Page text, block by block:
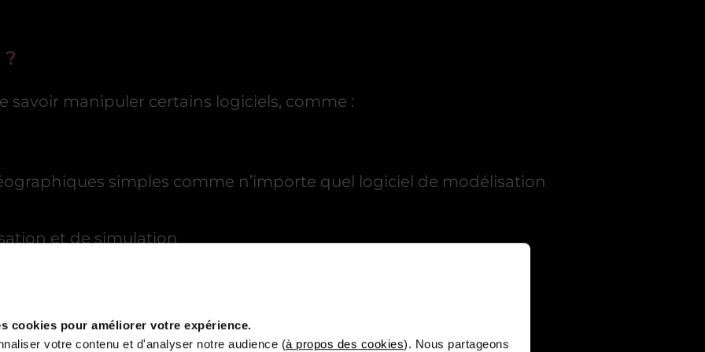
cookies pour améliorer votre expérience.
votre contenu et d'analyser notre audience (à propos des cookies). Nous partageons
savoir manipuler certains logiciels, comme :
simples comme n’importe quel logiciel de modélisation
et de simulation
d’animation. Il a été développé par Pixar.